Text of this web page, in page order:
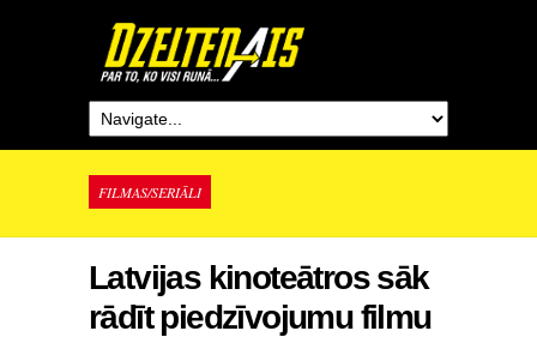
FILMAS/SERIĀLI
Latvijas kinoteātros sāk
rādīt piedzīvojumu filmu